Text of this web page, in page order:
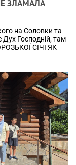
ЗЛАМАЛА
на Соловки та
Дух Господній, там
СІЧІ ЯК